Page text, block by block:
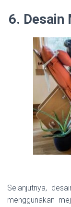
6. Desain
Selanjutnya,
menggunakan